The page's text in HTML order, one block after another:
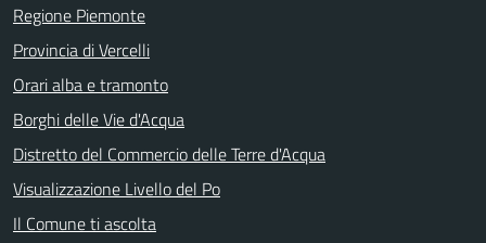
Regione Piemonte
Provincia di Vercelli
Orari alba e tramonto
Borghi delle Vie d'Acqua
Distretto del Commercio delle Terre d'Acqua
Visualizzazione Livello del Po
Il Comune ti ascolta